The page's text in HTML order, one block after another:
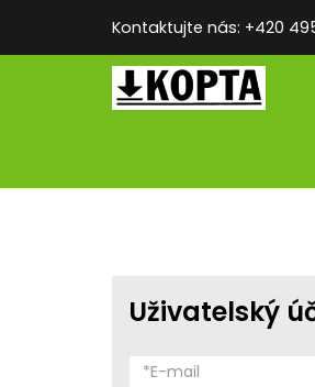
Kontaktujte nás: +420
Uživatelský